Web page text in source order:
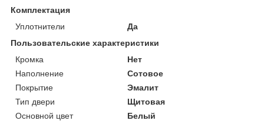
Комплектация
Уплотнители
Да
Пользовательские характеристики
Кромка
Нет
Наполнение
Сотовое
Покрытие
Эмалит
Тип двери
Щитовая
Основной цвет
Белый